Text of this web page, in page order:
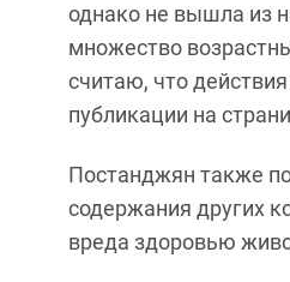
однако не вышла из
множество
считаю, что
публикации на
Постанджян также
содержания других
вреда здоровью